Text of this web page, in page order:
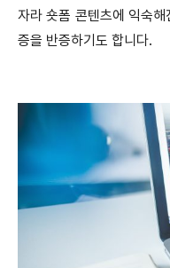
자라 숏폼 콘텐츠에 익숙해
증을 반증하기도 합니다.